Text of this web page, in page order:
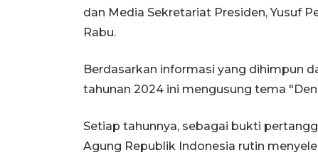
dan Media Sekretariat Presiden, Yusuf
Rabu.
Berdasarkan informasi yang dihimpun
tahunan 2024 ini mengusung tema
Setiap tahunnya, sebagai bukti
Agung Republik Indonesia rutin